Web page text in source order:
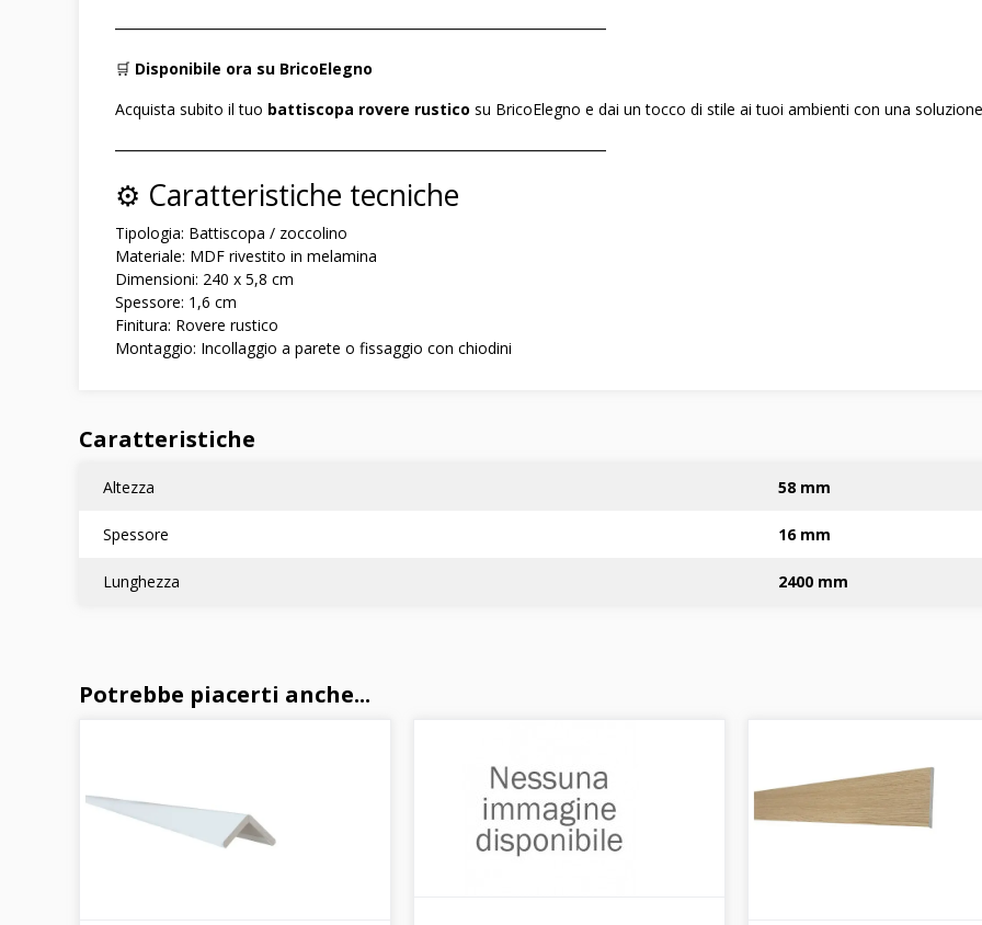
――――――――――――――――――――――――――――――――
🛒 Disponibile ora su BricoElegno
Acquista subito il tuo battiscopa rovere rustico su BricoElegno e dai un tocco di stile ai tuoi ambienti con una
――――――――――――――――――――――――――――――――
⚙️ Caratteristiche tecniche
Tipologia: Battiscopa / zoccolino
Materiale: MDF rivestito in melamina
Dimensioni: 240 x 5,8 cm
Spessore: 1,6 cm
Finitura: Rovere rustico
Montaggio: Incollaggio a parete o fissaggio con chiodini
Caratteristiche
Altezza 58 mm
Spessore 16 mm
Lunghezza 2400 mm
Potrebbe piacerti anche...